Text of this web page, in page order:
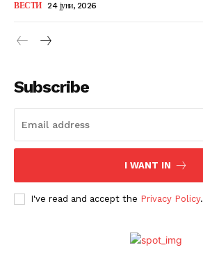
ВЕСТИ 24 јуни, 2026
Subscribe
I WANT IN
I've read and accept the Privacy Policy.